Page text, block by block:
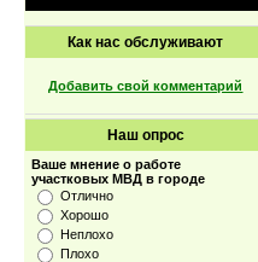
Как нас обслуживают
Добавить свой комментарий
Наш опрос
Ваше мнение о работе
участковых МВД в городе
Отлично
Хорошо
Неплохо
Плохо